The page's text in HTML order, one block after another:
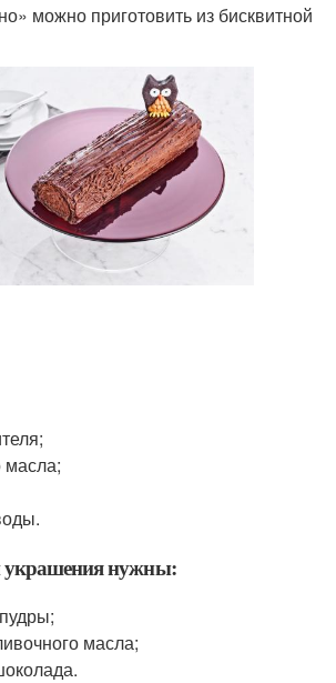
можно приготовить из бисквитной
масла;
украшения нужны:
масла;